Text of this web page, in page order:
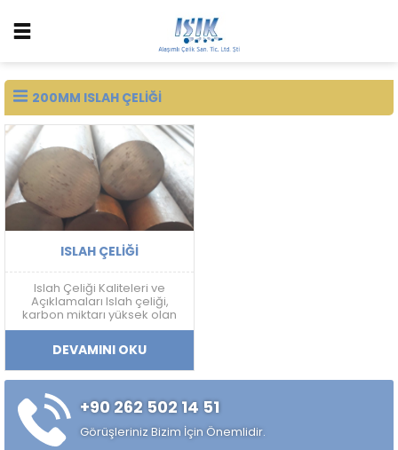
200MM ISLAH ÇELIĞI
ISLAH ÇELIĞI
Islah Çeliği Kaliteleri ve
Açıklamaları Islah çeliği,
karbon miktarı yüksek olan
ve sertleştirme işlemine
uygun olan çeliklerdir. Islah
çeliği, farklı alaşım
elementleri ile birleştirilerek
çeşitli kalitelerde üretilir. Bu
kaliteler, çeliklerin mekanik
özelliklerini, sertlik derinliğini,
korozyon direncini ve kaynak
kabiliyetini etkiler....
DEVAMINI OKU
+90 262 502 14 51
Görüşleriniz Bizim İçin Önemlidir.